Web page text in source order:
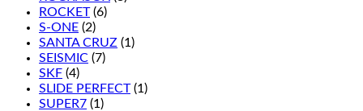
ROCKET (6)
S-ONE (2)
SANTA CRUZ (1)
SEISMIC (7)
SKF (4)
SLIDE PERFECT (1)
SUPER7 (1)